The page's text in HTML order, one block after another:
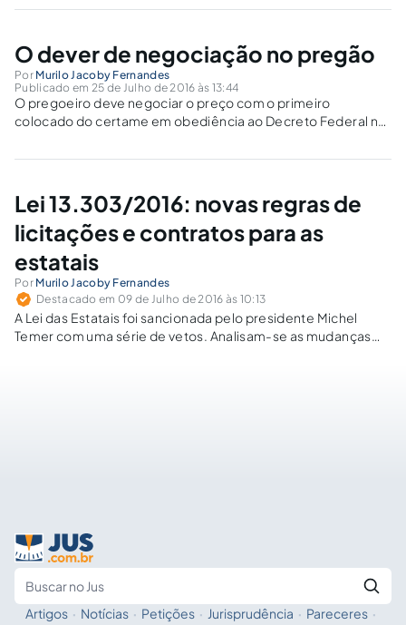
O dever de negociação no pregão
Por Murilo Jacoby Fernandes
Publicado em 25 de Julho de 2016 às 13:44
O pregoeiro deve negociar o preço com o primeiro
colocado do certame em obediência ao Decreto Federal nº
realizada por meio do sistema, podendo ser acompanhada
Lei 13.303/2016: novas regras de
licitações e contratos para as
estatais
Por Murilo Jacoby Fernandes
Destacado em 09 de Julho de 2016 às 10:13
A Lei das Estatais foi sancionada pelo presidente Michel
Temer com uma série de vetos. Analisam-se as mudanças
Artigos · Notícias · Petições · Jurisprudência · Pareceres ·